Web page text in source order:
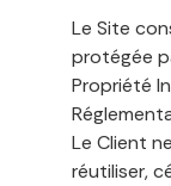
Le Site
protégée
Propriété
Le Client
réutiliser,